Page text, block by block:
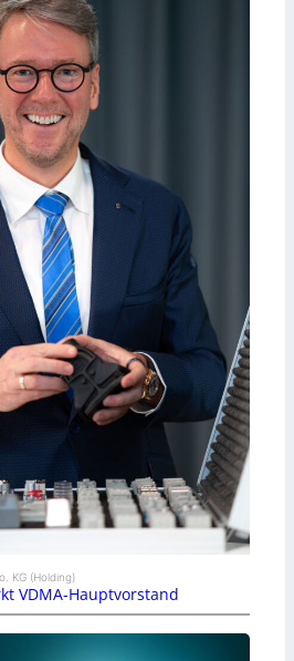
KG (Holding)
VDMA-Hauptvorstand